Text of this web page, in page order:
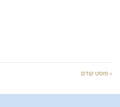
« פוסט קודם